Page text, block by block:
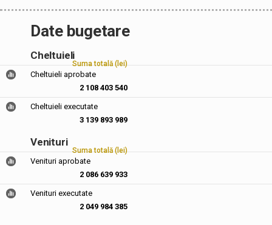
Date bugetare
Cheltuieli
Suma totală (lei)
Cheltuieli aprobate
2 108 403 540
Cheltuieli executate
3 139 893 989
Venituri
Suma totală (lei)
Venituri aprobate
2 086 639 933
Venituri executate
2 049 984 385